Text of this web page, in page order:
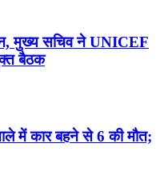
मुख्य सचिव ने UNICEF
बैठक
में कार बहने से 6 की मौत;